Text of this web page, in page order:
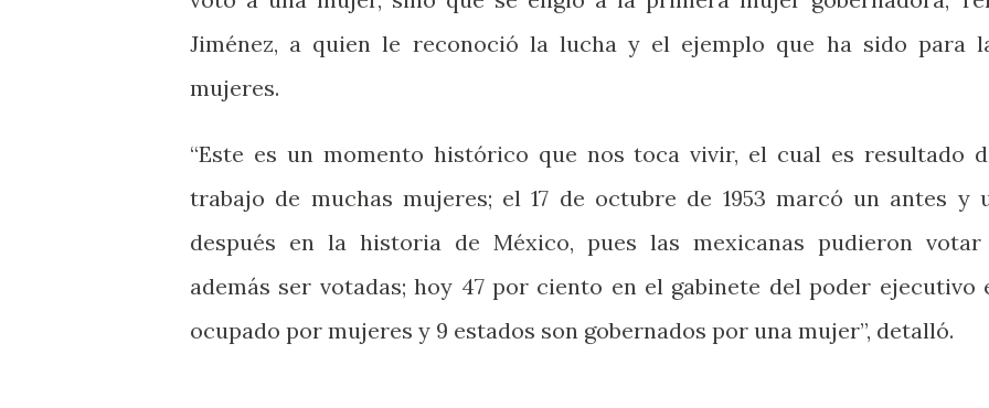
Jiménez, a quien le reconoció la lucha y el ejemplo que ha sido para
mujeres.
“Este es un momento histórico que nos toca vivir, el cual es resultado
trabajo de muchas mujeres; el 17 de octubre de 1953 marcó un antes y
después en la historia de México, pues las mexicanas pudieron
además ser votadas; hoy 47 por ciento en el gabinete del poder ejecutivo
ocupado por mujeres y 9 estados son gobernados por una mujer”, detalló.